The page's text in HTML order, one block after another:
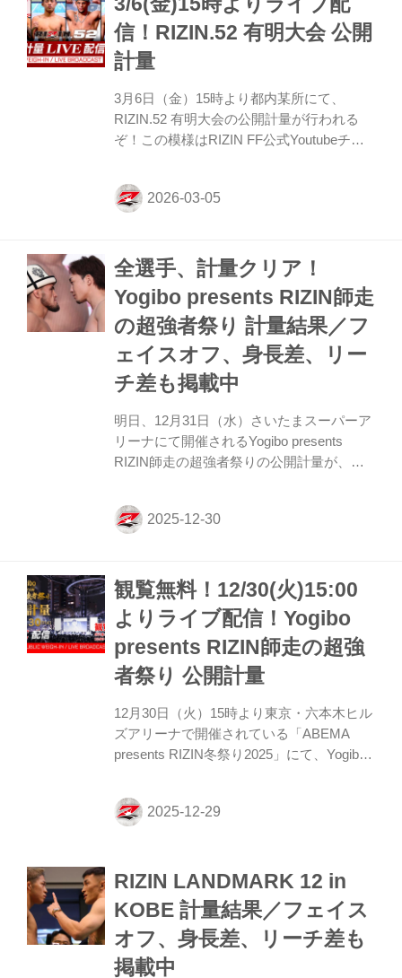
チー・ミックス 第12試合／秋元強真 vs. パ
ッチー・ミックス7 RIZIN MMAルール：5
分 3R（66.0kg契約） 秋元強真（66.00kg）
...
信！RIZIN.52 有明大会 公開
計量
3月6日（金）15時より都内某所にて、
RIZIN.52 有明大会の公開計量が行われる
ぞ！この模様はRIZIN FF公式Youtubeチャ
を翌日に控えたファイター達の鍛え上げら
れた肉体、そして張りつめた空気の中で行
大会 公開計量 概要 配信日時 2026年3月6日
（金）15:00〜 YouTubeライブ配信 Youtube
チャンネルでは、記者会見のLIVE配信や試
合動画、選手のインタビュー動画など様々
なコンテンツを随時アップロードしている
ぞ！最新の動画を見逃さ...
全選手、計量クリア！
Yogibo presents RIZIN師走
の超強者祭り 計量結果／フ
ェイスオフ、身長差、リー
チ差も掲載中
明日、12月31日（水）さいたまスーパーア
リーナにて開催されるYogibo presents
RIZIN師走の超強者祭りの公開計量が、東
presents RIZIN冬祭り2025」にて行われ
た。 会場にはマスコミ、そして公開計量観
量の様子はRIZIN FF公式Youtubeチャンネ
ルで公開中！大会前に必ずチェックしよ
う！ Yogibo presents RIZIN師走の超強者祭
り 公開計量（YouTube） 第15試合 フェザ
ー級タイトルマッチ／ラジャブアリ・シェ
イドゥラエ...
観覧無料！12/30(火)15:00
よりライブ配信！Yogibo
presents RIZIN師走の超強
者祭り 公開計量
12月30日（火）15時より東京・六本木ヒル
ズアリーナで開催されている「ABEMA
presents RIZIN冬祭り2025」にて、Yogibo
量が行われるぞ！ 今回の公開計量は、なん
と観覧無料！またこの模様はRIZIN FF公式
の鍛え上げられた肉体、そして張りつめた
空気の中で行われるフェイスオフを是非、
会場で、またはYouTubeライブ配信でチェ
ックしよう！ Yogibo presents RIZIN師走の
超強者祭り 公開計量 概要 配信日時 20...
RIZIN LANDMARK 12 in
KOBE 計量結果／フェイス
オフ、身長差、リーチ差も
掲載中